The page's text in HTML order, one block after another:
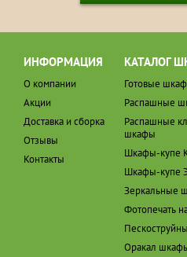
ИНФОРМАЦИЯ
О компании
Акции
Доставка и сборка
Отзывы
Контакты
КАТАЛОГ
Готовые
Распашные
Распашные
шкафы
Шкафы-купе
Шкафы-купе
Зеркальные
Фотопечать
Оракал